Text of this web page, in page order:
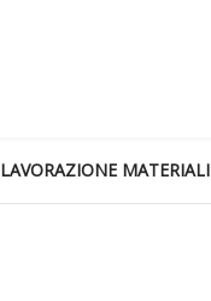
LAVORAZIONE MATERIALI